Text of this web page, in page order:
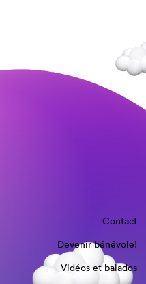
Contact
Devenir bénévole!
Vidéos et balados